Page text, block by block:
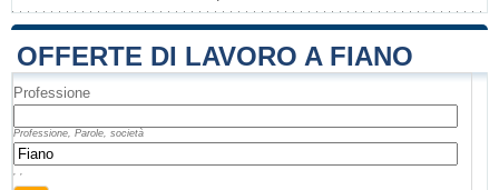
OFFERTE DI LAVORO A FIANO
Professione
Professione, Parole, società
, ,